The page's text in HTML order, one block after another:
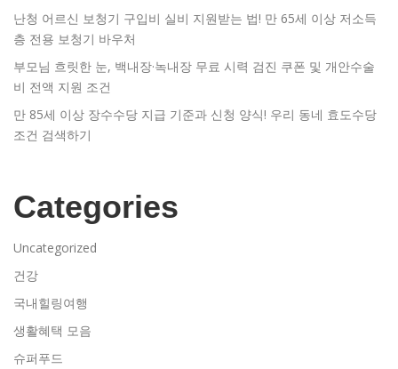
난청 어르신 보청기 구입비 실비 지원받는 법! 만 65세 이상 저소득
층 전용 보청기 바우처
부모님 흐릿한 눈, 백내장·녹내장 무료 시력 검진 쿠폰 및 개안수술
비 전액 지원 조건
만 85세 이상 장수수당 지급 기준과 신청 양식! 우리 동네 효도수당
조건 검색하기
Categories
Uncategorized
건강
국내힐링여행
생활혜택 모음
슈퍼푸드